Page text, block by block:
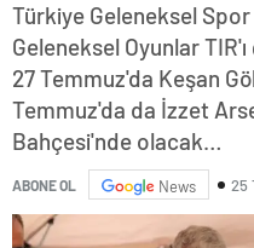
Türkiye Geleneksel
Geleneksel Oyunlar
27 Temmuz'da Keşan
Temmuz'da da İzzet
Bahçesi'nde olacak…
ABONE OL News 25